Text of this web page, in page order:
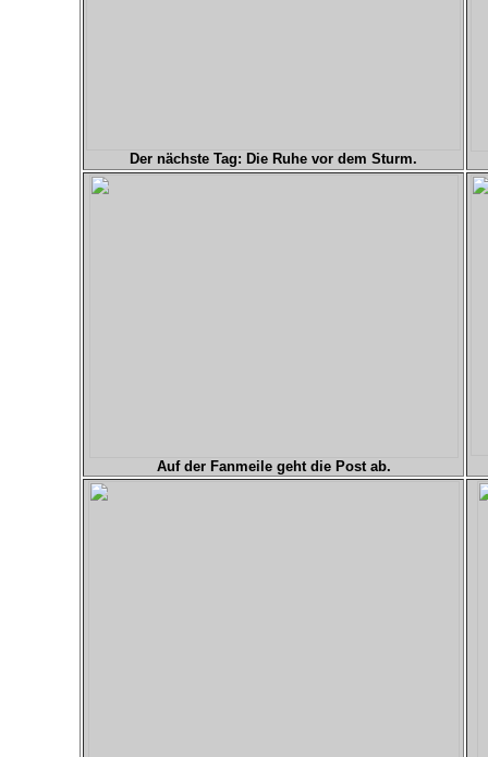
Der nächste Tag: Die Ruhe vor dem Sturm.
Auf der Fanmeile geht die Post ab.